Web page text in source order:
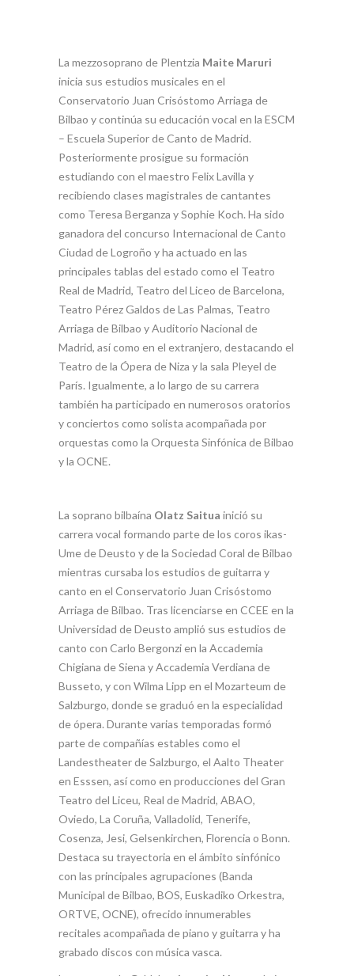
La mezzosoprano de Plentzia Maite Maruri
inicia sus estudios musicales en el
Conservatorio Juan Crisóstomo Arriaga de
Bilbao y continúa su educación vocal en la ESCM
– Escuela Superior de Canto de Madrid.
Posteriormente prosigue su formación
estudiando con el maestro Felix Lavilla y
recibiendo clases magistrales de cantantes
como Teresa Berganza y Sophie Koch. Ha sido
ganadora del concurso Internacional de Canto
Ciudad de Logroño y ha actuado en las
principales tablas del estado como el Teatro
Real de Madrid, Teatro del Liceo de Barcelona,
Teatro Pérez Galdos de Las Palmas, Teatro
Arriaga de Bilbao y Auditorio Nacional de
Madrid, así como en el extranjero, destacando el
Teatro de la Ópera de Niza y la sala Pleyel de
París. Igualmente, a lo largo de su carrera
también ha participado en numerosos oratorios
y conciertos como solista acompañada por
orquestas como la Orquesta Sinfónica de Bilbao
y la OCNE.
La soprano bilbaína Olatz Saitua inició su
carrera vocal formando parte de los coros ikas-
Ume de Deusto y de la Sociedad Coral de Bilbao
mientras cursaba los estudios de guitarra y
canto en el Conservatorio Juan Crisóstomo
Arriaga de Bilbao. Tras licenciarse en CCEE en la
Universidad de Deusto amplió sus estudios de
canto con Carlo Bergonzi en la Accademia
Chigiana de Siena y Accademia Verdiana de
Busseto, y con Wilma Lipp en el Mozarteum de
Salzburgo, donde se graduó en la especialidad
de ópera. Durante varias temporadas formó
parte de compañías estables como el
Landestheater de Salzburgo, el Aalto Theater
en Esssen, así como en producciones del Gran
Teatro del Liceu, Real de Madrid, ABAO,
Oviedo, La Coruña, Valladolid, Tenerife,
Cosenza, Jesi, Gelsenkirchen, Florencia o Bonn.
Destaca su trayectoria en el ámbito sinfónico
con las principales agrupaciones (Banda
Municipal de Bilbao, BOS, Euskadiko Orkestra,
ORTVE, OCNE), ofrecido innumerables
recitales acompañada de piano y guitarra y ha
grabado discos con música vasca.